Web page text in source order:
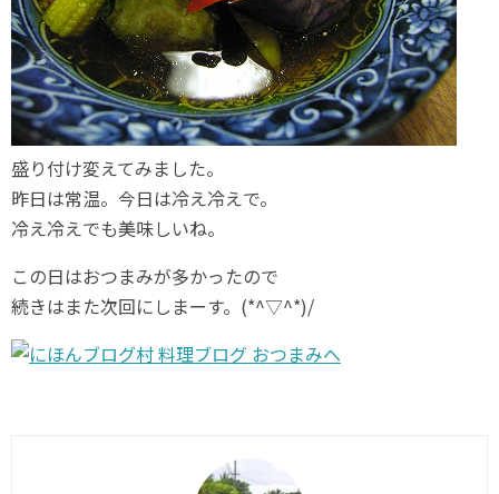
盛り付け変えてみました。
昨日は常温。今日は冷え冷えで。
冷え冷えでも美味しいね。
この日はおつまみが多かったので
続きはまた次回にしまーす。(*^▽^*)/